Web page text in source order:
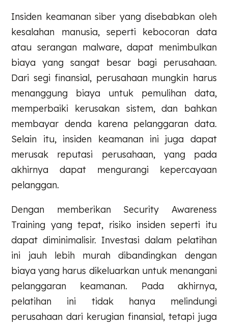
Insiden keamanan siber yang disebabkan oleh
kesalahan manusia, seperti kebocoran data
atau serangan malware, dapat menimbulkan
biaya yang sangat besar bagi perusahaan.
Dari segi finansial, perusahaan mungkin harus
menanggung biaya untuk pemulihan data,
memperbaiki kerusakan sistem, dan bahkan
membayar denda karena pelanggaran data.
Selain itu, insiden keamanan ini juga dapat
merusak reputasi perusahaan, yang pada
akhirnya dapat mengurangi kepercayaan
pelanggan.
Dengan memberikan Security Awareness
Training yang tepat, risiko insiden seperti itu
dapat diminimalisir. Investasi dalam pelatihan
ini jauh lebih murah dibandingkan dengan
biaya yang harus dikeluarkan untuk menangani
pelanggaran keamanan. Pada akhirnya,
pelatihan ini tidak hanya melindungi
perusahaan dari kerugian finansial, tetapi juga